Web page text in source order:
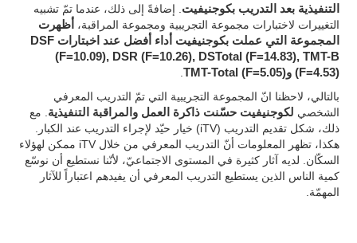
التنفيذية بعد التدريب بكوجنيفيت . إضافةً إلى ذلك، عندما تمّ تشبيه
التغييرات لاختبارات مجموعة التجريبية ومجموعة المراقبة، أظهرت
المجموعة التي عملت بكوجنيفيت أداء أفضل عند اخبتارات DSF
(F=10.09), DSR (F=10.26), DSTotal (F=14.83), TMT-B
(F=4.53) وTMT-Total (F=5.05)
بالتالي، لاحظنا انّ المجموعة التجريبية التي تمّ التدريب المعرفي
الشخصي لكوجنيفيت حسّنت ذاكرة العمل والمراقبة التنفيذية . مع
ذلك، شكل تقديم التدريب (iTV) خيار حيّد لإجراء التدريب عند الكبار.
هكذا، تظهر المعلومات أنّ التدريب المعرفي من خلال iTV ممكن لهؤلاء
السكّان. لديه آثار كثيرة في المستوى الاجتماعيّ، لأنّنا نستطيع أن نوسّع
كمية الناس الذين يستطيع التدريب المعرفي أن يفيدهم اعتباراً للآثار
المهمّة.